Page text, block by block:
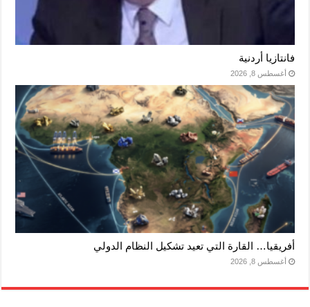
فانتازيا أردنية
أغسطس 8, 2026
أفريقيا… القارة التي تعيد تشكيل النظام الدولي
أغسطس 8, 2026